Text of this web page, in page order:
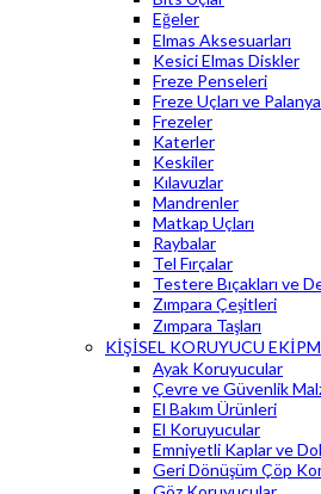
Eğeler
Elmas Aksesuarları
Kesici Elmas Diskler
Freze Penseleri
Freze Uçları ve Palanya
Frezeler
Katerler
Keskiler
Kılavuzlar
Mandrenler
Matkap Uçları
Raybalar
Tel Fırçalar
Testere Bıçakları ve
Zımpara Çeşitleri
Zımpara Taşları
KİŞİSEL KORUYUCU
Ayak Koruyucular
Çevre ve Güvenlik
El Bakım Ürünleri
El Koruyucular
Emniyetli Kaplar ve
Geri Dönüşüm Çöp